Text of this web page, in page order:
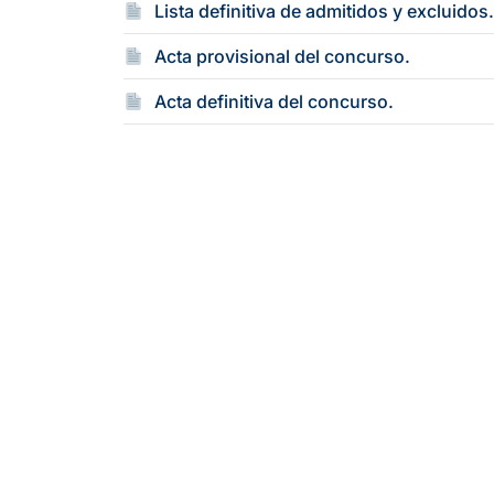
Lista definitiva de admitidos y excluidos.
Acta provisional del concurso.
Acta definitiva del concurso.